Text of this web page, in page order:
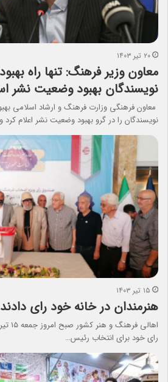
۲۰ تیر ۱۴۰۳
معاون وزیر فرهنگ: تنها راه
نویسندگان بهبود وضعیت نشر
معاون فرهنگی وزارت فرهنگ و ارشاد اسلامی
نویسندگان را در گرو بهبود وضعیت نشر اعلام کرد
۱۵ تیر ۱۴۰۳
هنرمندان در خانه خود رای دادند
رای خود برای انتخاب رئیس…